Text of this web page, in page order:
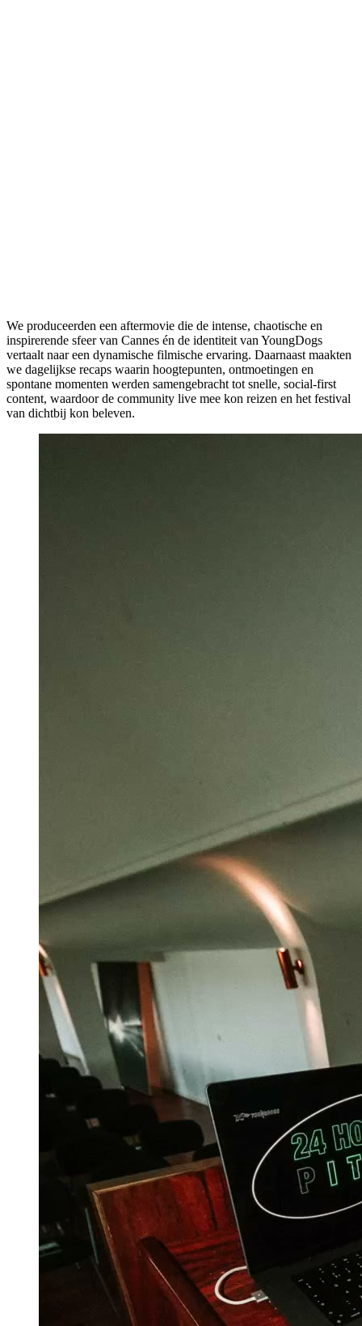
We produceerden een aftermovie die de intense, chaotische en
inspirerende sfeer van Cannes én de identiteit van YoungDogs
vertaalt naar een dynamische filmische ervaring. Daarnaast maakten
we dagelijkse recaps waarin hoogtepunten, ontmoetingen en
spontane momenten werden samengebracht tot snelle, social-first
content, waardoor de community live mee kon reizen en het festival
van dichtbij kon beleven.